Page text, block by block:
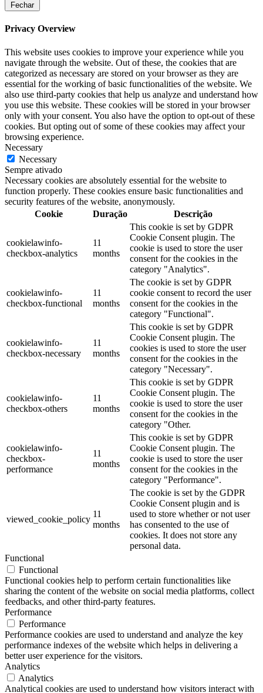
Fechar
Privacy Overview
This website uses cookies to improve your experience while you
navigate through the website. Out of these, the cookies that are
categorized as necessary are stored on your browser as they are
essential for the working of basic functionalities of the website. We
also use third-party cookies that help us analyze and understand how
you use this website. These cookies will be stored in your browser
only with your consent. You also have the option to opt-out of these
cookies. But opting out of some of these cookies may affect your
browsing experience.
Necessary
Necessary
Sempre ativado
Necessary cookies are absolutely essential for the website to
function properly. These cookies ensure basic functionalities and
security features of the website, anonymously.
Cookie
Duração Descrição
cookielawinfo-
checkbox-analytics
11
months
This cookie is set by GDPR
Cookie Consent plugin. The
cookie is used to store the user
consent for the cookies in the
category "Analytics".
cookielawinfo-
checkbox-functional
11
months
The cookie is set by GDPR
cookie consent to record the user
consent for the cookies in the
category "Functional".
cookielawinfo-
checkbox-necessary
11
months
This cookie is set by GDPR
Cookie Consent plugin. The
cookies is used to store the user
consent for the cookies in the
category "Necessary".
cookielawinfo-
checkbox-others
11
months
This cookie is set by GDPR
Cookie Consent plugin. The
cookie is used to store the user
consent for the cookies in the
category "Other.
cookielawinfo-
checkbox-
performance
11
months
This cookie is set by GDPR
Cookie Consent plugin. The
cookie is used to store the user
consent for the cookies in the
category "Performance".
viewed_cookie_policy
11
months
The cookie is set by the GDPR
Cookie Consent plugin and is
used to store whether or not user
has consented to the use of
cookies. It does not store any
personal data.
Functional
Functional
Functional cookies help to perform certain functionalities like
sharing the content of the website on social media platforms, collect
feedbacks, and other third-party features.
Performance
Performance
Performance cookies are used to understand and analyze the key
performance indexes of the website which helps in delivering a
better user experience for the visitors.
Analytics
Analytics
Analytical cookies are used to understand how visitors interact with